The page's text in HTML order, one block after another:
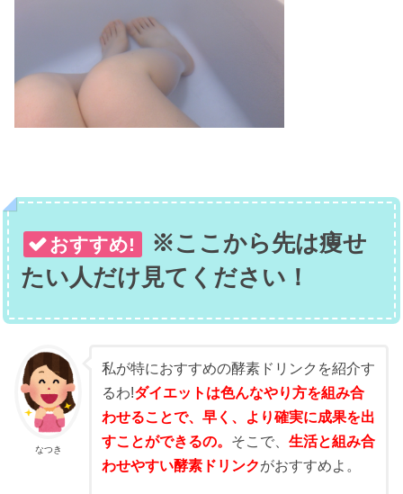
おすすめ!
※ここから先は痩せ
たい人だけ見てください！
なつき
私が特におすすめの酵素ドリンクを紹介す
るわ!ダイエットは色んなやり方を組み合
わせることで、早く、より確実に成果を出
すことができるの。 そこで、 生活と組み合
わせやすい酵素ドリンクがおすすめよ。